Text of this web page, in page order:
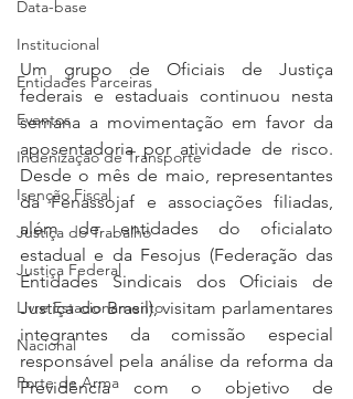
Data-base
Institucional
Entidades Parceiras
Eventos
Indenização de Transporte
Isenção Fiscal
Justiça do Trabalho
Justiça Federal
Livre Estacionamento
Nacional
Porte de Arma
Um grupo de Oficiais de Justiça
federais e estaduais continuou nesta
semana a movimentação em favor da
aposentadoria por atividade de risco.
Desde o mês de maio, representantes
da Fenassojaf e associações filiadas,
além de entidades do oficialato
estadual e da Fesojus (Federação das
Entidades Sindicais dos Oficiais de
Justiça do Brasil), visitam parlamentares
integrantes da comissão especial
responsável pela análise da reforma da
Previdência com o objetivo de